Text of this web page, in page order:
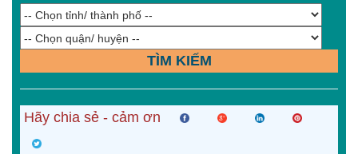
TÌM KIẾM
Hãy chia sẻ - cảm ơn